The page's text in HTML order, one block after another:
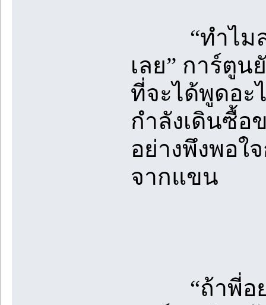
“ทำไมล่ะ
เลย” การ์ตู
ที่จะได้พูดอะ
กำลังเดินซื้อ
อย่างพึงพอใ
จากแขน
“ถ้าพี่อยา